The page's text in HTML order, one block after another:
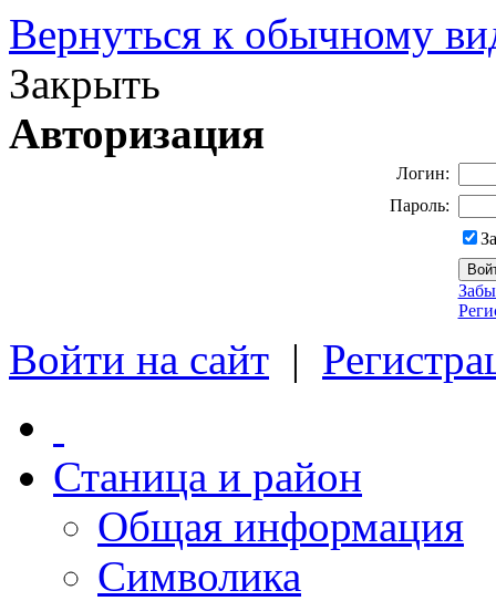
Вернуться к обычному
Закрыть
Авторизация
Логин:
Пароль:
Войти на сайт |
Станица и район
Общая информация
Символика